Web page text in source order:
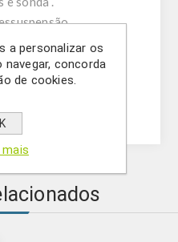
água livre
Interno
a personalizar os
concorda
de cookies.
mais